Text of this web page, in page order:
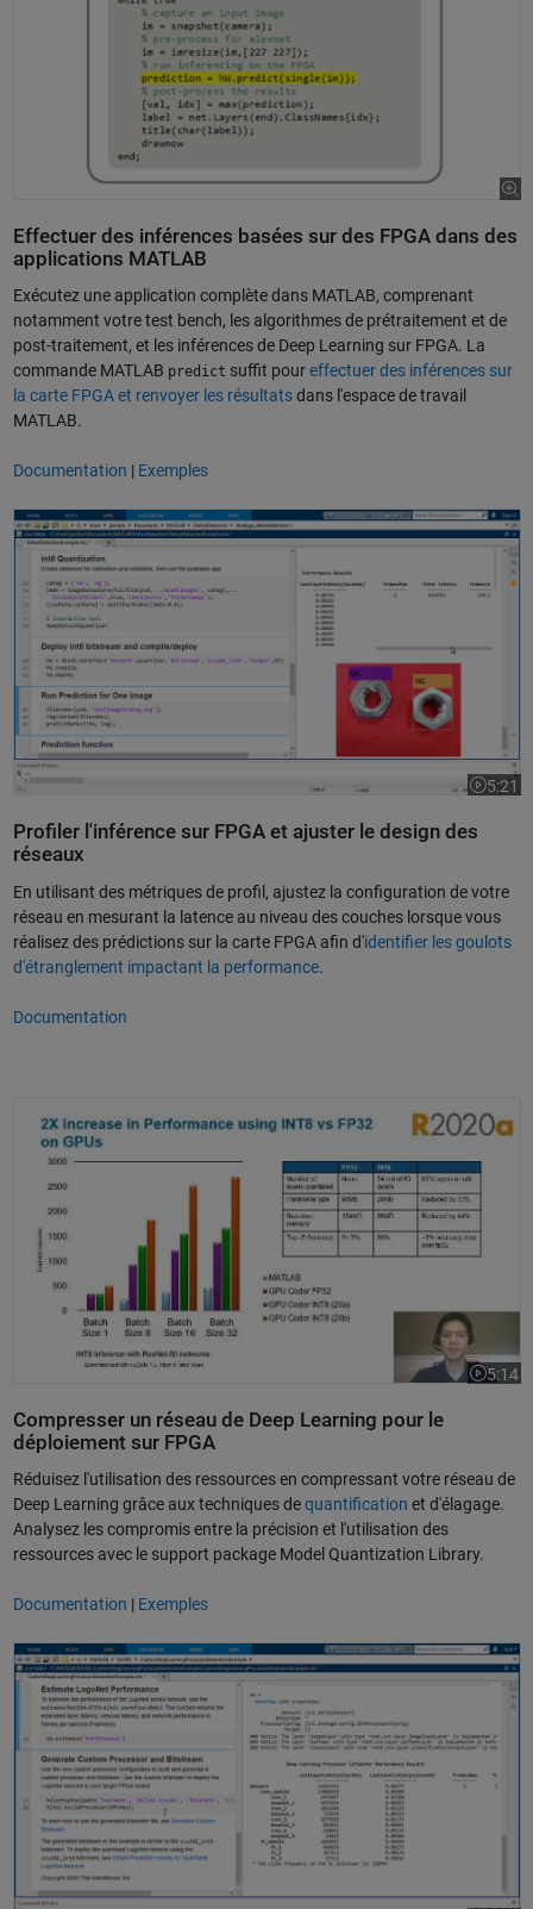
Effectuer des inférences basées sur des FPGA dans des
applications MATLAB
Exécutez une application complète dans MATLAB, comprenant
notamment votre test bench, les algorithmes de prétraitement et de
post-traitement, et les inférences de Deep Learning sur FPGA. La
commande MATLAB predict suffit poureffectuer des inférences sur
la carte FPGA et renvoyer les résultatsdans l'espace de travail
MATLAB.
Documentation | Exemples
Réaliser le prototypage et l'ajustement d'un réseau de Deep Learning
5:21
La
Profiler l'inférence sur FPGA et ajuster le design des
réseaux
En utilisant des métriques de profil, ajustez la configuration de votre
réseau en mesurant la latence au niveau des couches lorsque vous
réalisez des prédictions sur la carte FPGA afin d'identifier les goulots
d'étranglement impactant la performance.
Documentation
5:14
La
Compresser un réseau de Deep Learning pour le
déploiement sur FPGA
Réduisez l'utilisation des ressources en compressant votre réseau de
Deep Learning grâce aux techniques dequantification et d'élagage.
Analysez les compromis entre la précision et l'utilisation des
ressources avec le support package Model Quantization Library.
Documentation | Exemples
Générer du code HDL pour un processeur de Deep Learning